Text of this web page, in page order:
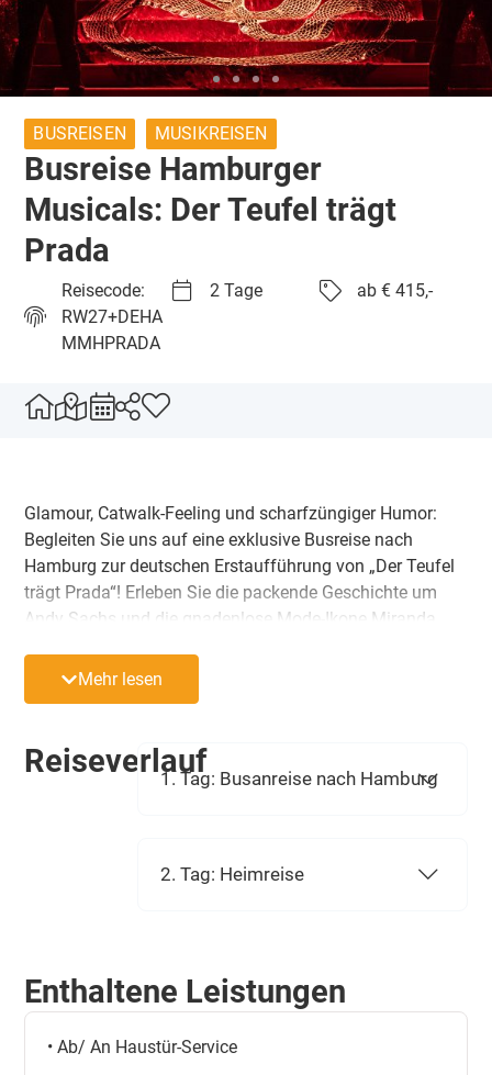
BUSREISEN MUSIKREISEN
Busreise Hamburger
Musicals: Der Teufel trägt
Prada
Reisecode:
RW27+DEHA
MMHPRADA
2 Tage ab € 415,-
Glamour, Catwalk-Feeling und scharfzüngiger Humor:
Begleiten Sie uns auf eine exklusive Busreise nach
Hamburg zur deutschen Erstaufführung von „Der Teufel
trägt Prada“! Erleben Sie die packende Geschichte um
Andy Sachs und die gnadenlose Mode-Ikone Miranda
brillanten Musik von Weltstar Elton John und opulenten
Kostümen bringt diese Show das glitzernde Universum
Mehr lesen
Reiseverlauf1. Tag: Busanreise nach Hamburg
2. Tag: Heimreise
Enthaltene Leistungen
• Ab/ An Haustür-Service